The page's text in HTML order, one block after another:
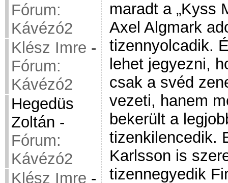
Fórum:
Kávézó2
Klész Imre -
Fórum:
Kávézó2
Hegedüs
Zoltán -
Fórum:
Kávézó2
Klész Imre -
maradt a „Kyss
Axel Algmark
tizennyolcadik.
lehet jegyezni,
csak a svéd
vezeti, hanem
bekerült a
tizenkilencedik.
Karlsson is
tizennegyedik